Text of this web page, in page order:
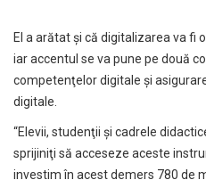
El a arătat şi că digitalizarea va fi
iar accentul se va pune pe două
competenţelor digitale şi
digitale.
“Elevii, studenţii şi cadrele
sprijiniţi să acceseze aceste
investim în acest demers 780 de